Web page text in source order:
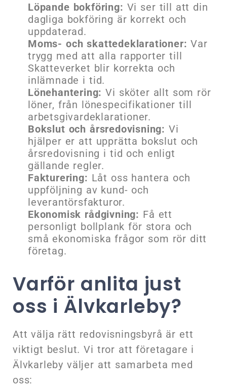
Löpande bokföring: Vi ser till att din
dagliga bokföring är korrekt och
uppdaterad.
Moms- och skattedeklarationer: Var
trygg med att alla rapporter till
Skatteverket blir korrekta och
inlämnade i tid.
Lönehantering: Vi sköter allt som rör
löner, från lönespecifikationer till
arbetsgivardeklarationer.
Bokslut och årsredovisning: Vi
hjälper er att upprätta bokslut och
årsredovisning i tid och enligt
gällande regler.
Fakturering: Låt oss hantera och
uppföljning av kund- och
leverantörsfakturor.
Ekonomisk rådgivning: Få ett
personligt bollplank för stora och
små ekonomiska frågor som rör ditt
företag.
Varför anlita just
oss i Älvkarleby?
Att välja rätt redovisningsbyrå är ett
viktigt beslut. Vi tror att företagare i
Älvkarleby väljer att samarbeta med
oss: